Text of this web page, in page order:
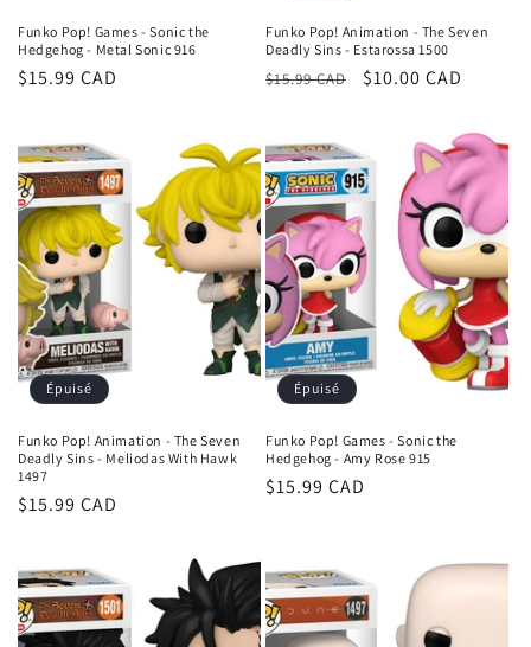
Funko Pop! Games - Sonic the
Hedgehog - Metal Sonic 916
Prix
$15.99 CAD
Funko Pop! Animation - The Seven
Deadly Sins - Estarossa 1500
Prix
$15.99 CAD
Prix
$10.00 CAD
Épuisé
Funko Pop! Animation - The Seven
Deadly Sins - Meliodas With Hawk
1497
Prix
$15.99 CAD
Épuisé
Funko Pop! Games - Sonic the
Hedgehog - Amy Rose 915
Prix
$15.99 CAD